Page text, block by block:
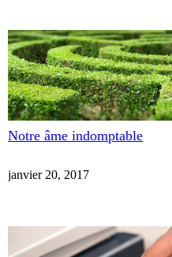
Notre âme indomptable
janvier 20, 2017